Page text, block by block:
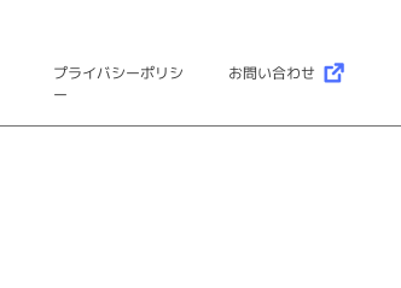
プライバシーポリシ
ー
お問い合わせ